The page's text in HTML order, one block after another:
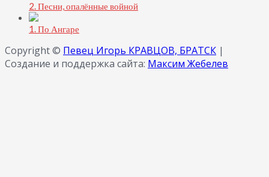
2. Песни, опалённые войной
1. По Ангаре
Copyright © Певец Игорь КРАВЦОВ, БРАТСК |
Создание и поддержка сайта: Максим Жебелев